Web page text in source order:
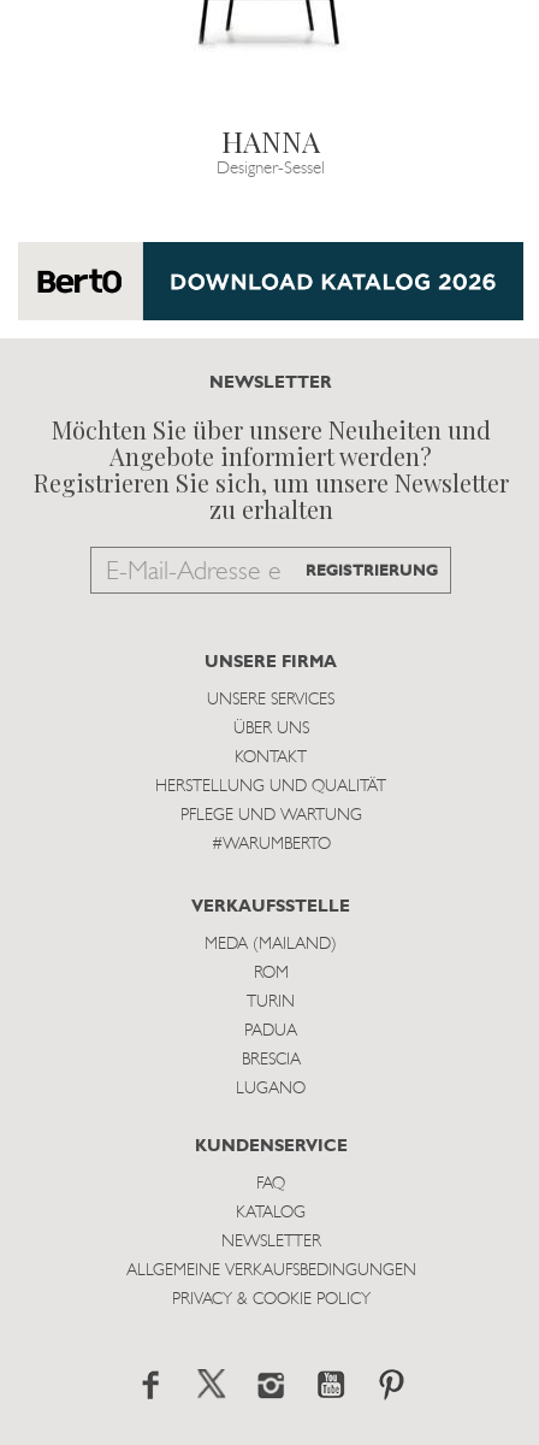
HANNA
Designer-Sessel
NEWSLETTER
Möchten Sie über unsere Neuheiten und
Angebote informiert werden?
Registrieren Sie sich, um unsere Newsletter
zu erhalten
Email
subscribe
REGISTRIERUNG
UNSERE FIRMA
UNSERE SERVICES
ÜBER UNS
KONTAKT
HERSTELLUNG UND QUALITÄT
PFLEGE UND WARTUNG
#WARUMBERTO
VERKAUFSSTELLE
MEDA (MAILAND)
ROM
TURIN
PADUA
BRESCIA
LUGANO
KUNDENSERVICE
FAQ
KATALOG
NEWSLETTER
ALLGEMEINE VERKAUFSBEDINGUNGEN
PRIVACY & COOKIE POLICY